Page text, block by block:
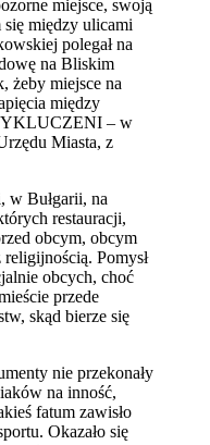
miejsce, swoją
się między ulicami
polegał na
na Bliskim
żeby miejsce na
między
– w
Miasta, z
w Bułgarii, na
restauracji,
obcym, obcym
Pomysł
obcych, choć
przede
skąd bierze się
nie przekonały
na inność,
fatum zawisło
Okazało się